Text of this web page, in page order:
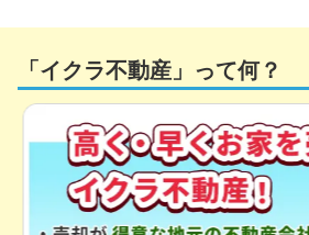
「イクラ不動産」って何？